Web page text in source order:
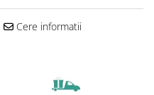
Cere informatii